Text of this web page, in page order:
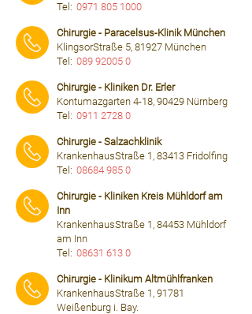
Tel: 0971 805 1000
Chirurgie - Paracelsus-Klinik München
KlingsorStraße 5, 81927 München
Tel: 089 92005 0
Chirurgie - Kliniken Dr. Erler
Kontumazgarten 4-18, 90429 Nürnberg
Tel: 0911 2728 0
Chirurgie - Salzachklinik
KrankenhausStraße 1, 83413 Fridolfing
Tel: 08684 985 0
Chirurgie - Kliniken Kreis Mühldorf am
Inn
KrankenhausStraße 1, 84453 Mühldorf
am Inn
Tel: 08631 613 0
Chirurgie - Klinikum Altmühlfranken
KrankenhausStraße 1, 91781
Weißenburg i. Bay.